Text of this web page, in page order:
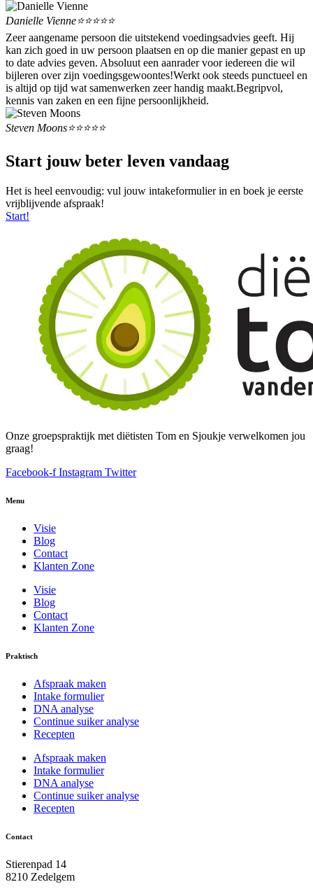
Danielle Vienne⭐⭐⭐⭐⭐
Zeer aangename persoon die uitstekend voedingsadvies geeft. Hij
kan zich goed in uw persoon plaatsen en op die manier gepast en up
to date advies geven. Absoluut een aanrader voor iedereen die wil
bijleren over zijn voedingsgewoontes!Werkt ook steeds punctueel en
is altijd op tijd wat samenwerken zeer handig maakt.Begripvol,
kennis van zaken en een fijne persoonlijkheid.
Steven Moons⭐⭐⭐⭐⭐
Start jouw beter leven vandaag
Het is heel eenvoudig: vul jouw intakeformulier in en boek je eerste
vrijblijvende afspraak!
Start!
Onze groepspraktijk met diëtisten Tom en Sjoukje verwelkomen jou
graag!
Facebook-f Instagram Twitter
Menu
Visie
Blog
Contact
Klanten Zone
Visie
Blog
Contact
Klanten Zone
Praktisch
Afspraak maken
Intake formulier
DNA analyse
Continue suiker analyse
Recepten
Afspraak maken
Intake formulier
DNA analyse
Continue suiker analyse
Recepten
Contact
Stierenpad 14
8210 Zedelgem